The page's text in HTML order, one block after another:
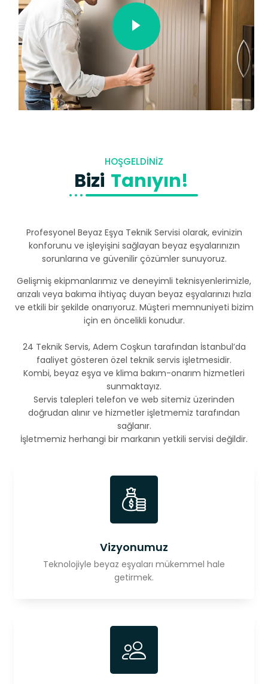
HOŞGELDİNİZ
Bizi Tanıyın!
Profesyonel Beyaz Eşya Teknik Servisi olarak, evinizin
konforunu ve işleyişini sağlayan beyaz eşyalarınızın
sorunlarına ve güvenilir çözümler sunuyoruz.
Gelişmiş ekipmanlarımız ve deneyimli teknisyenlerimizle,
arızalı veya bakıma ihtiyaç duyan beyaz eşyalarınızı hızla
ve etkili bir şekilde onarıyoruz. Müşteri memnuniyeti bizim
için en öncelikli konudur.
24 Teknik Servis, Adem Coşkun tarafından İstanbul’da
faaliyet gösteren özel teknik servis işletmesidir.
Kombi, beyaz eşya ve klima bakım-onarım hizmetleri
sunmaktayız.
Servis talepleri telefon ve web sitemiz üzerinden
doğrudan alınır ve hizmetler işletmemiz tarafından
sağlanır.
İşletmemiz herhangi bir markanın yetkili servisi değildir.
Vizyonumuz
Teknolojiyle beyaz eşyaları mükemmel hale
getirmek.